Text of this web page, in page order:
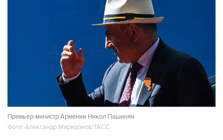
Премьер-министр Армении Никол Пашинян
Фото: Александр Миридонов/ТАСС